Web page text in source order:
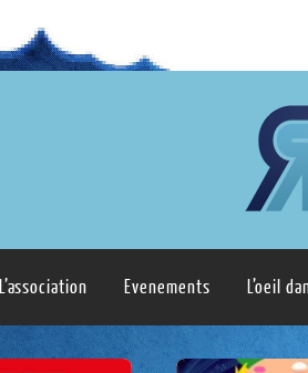
L’association Evenements L’oeil